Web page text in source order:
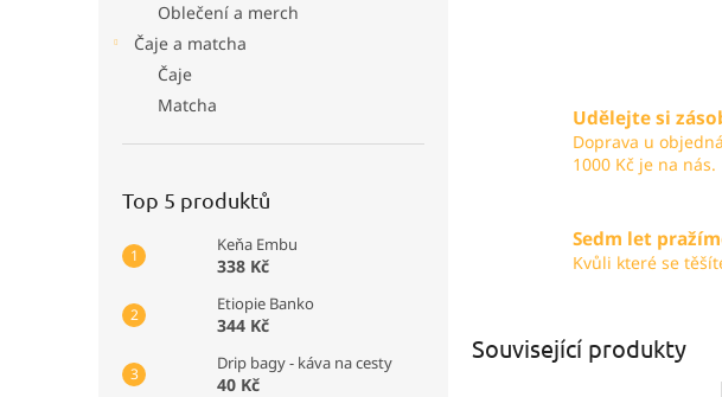
Oblečení a merch
Čaje a matcha
Čaje
Matcha
Top 5 produktů
Keňa Embu
338 Kč
Etiopie Banko
344 Kč
Drip bagy - káva na cesty
40 Kč
Udělejte si
Doprava u
1000 Kč je na nás.
Sedm let
Kvůli které se
Související produkty